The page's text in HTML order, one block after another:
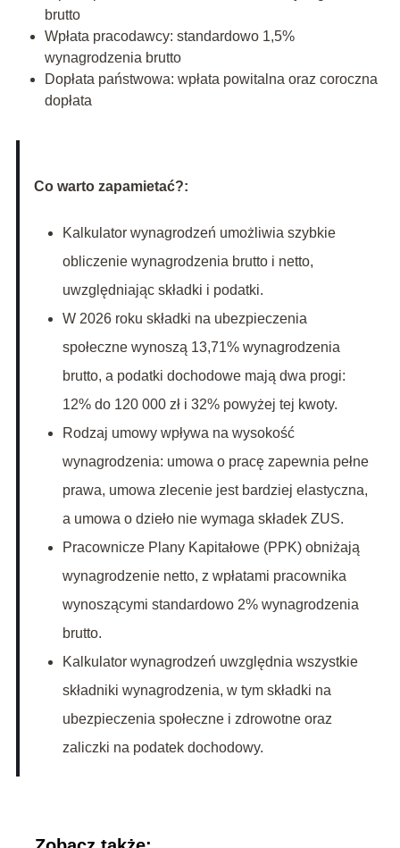
brutto
Wpłata pracodawcy: standardowo 1,5%
wynagrodzenia brutto
Dopłata państwowa: wpłata powitalna oraz coroczna
dopłata
Co warto zapamietać?:
Kalkulator wynagrodzeń umożliwia szybkie
obliczenie wynagrodzenia brutto i netto,
uwzględniając składki i podatki.
W 2026 roku składki na ubezpieczenia
społeczne wynoszą 13,71% wynagrodzenia
brutto, a podatki dochodowe mają dwa progi:
12% do 120 000 zł i 32% powyżej tej kwoty.
Rodzaj umowy wpływa na wysokość
wynagrodzenia: umowa o pracę zapewnia pełne
prawa, umowa zlecenie jest bardziej elastyczna,
a umowa o dzieło nie wymaga składek ZUS.
Pracownicze Plany Kapitałowe (PPK) obniżają
wynagrodzenie netto, z wpłatami pracownika
wynoszącymi standardowo 2% wynagrodzenia
brutto.
Kalkulator wynagrodzeń uwzględnia wszystkie
składniki wynagrodzenia, w tym składki na
ubezpieczenia społeczne i zdrowotne oraz
zaliczki na podatek dochodowy.